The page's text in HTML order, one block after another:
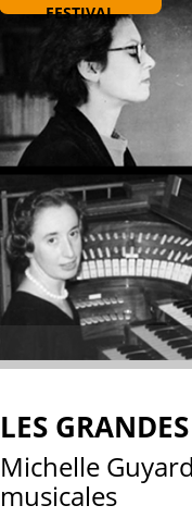
FESTIVAL
LES
Michelle
musicales